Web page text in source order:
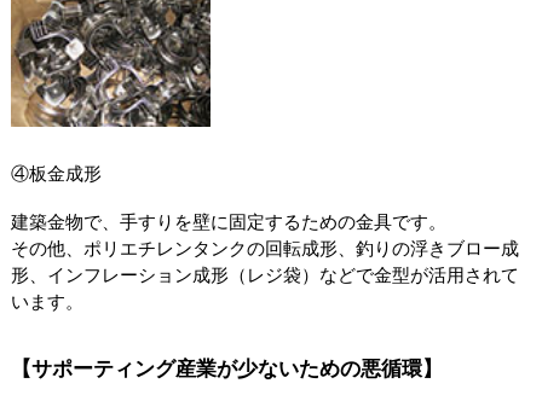
④板金成形
建築金物で、手すりを壁に固定するための金具です。
その他、ポリエチレンタンクの回転成形、釣りの浮きブロー成
形、インフレーション成形（レジ袋）などで金型が活用されて
います。
【サポーティング産業が少ないための悪循環】